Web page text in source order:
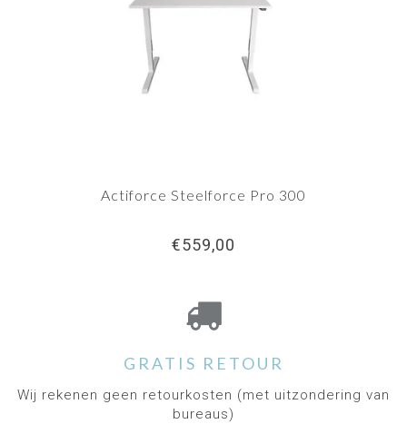
Actiforce Steelforce Pro 300
€559,00
GRATIS RETOUR
Wij rekenen geen retourkosten (met uitzondering van
bureaus)